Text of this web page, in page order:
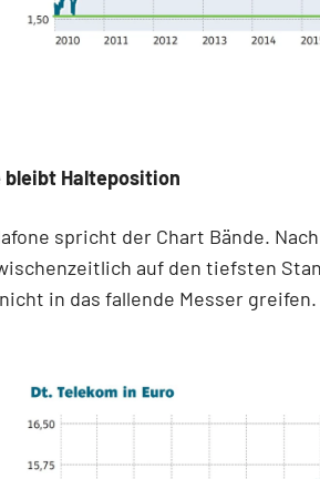
bleibt Halteposition
spricht der Chart Bände.
auf den tiefsten
in das fallende Messer greifen.